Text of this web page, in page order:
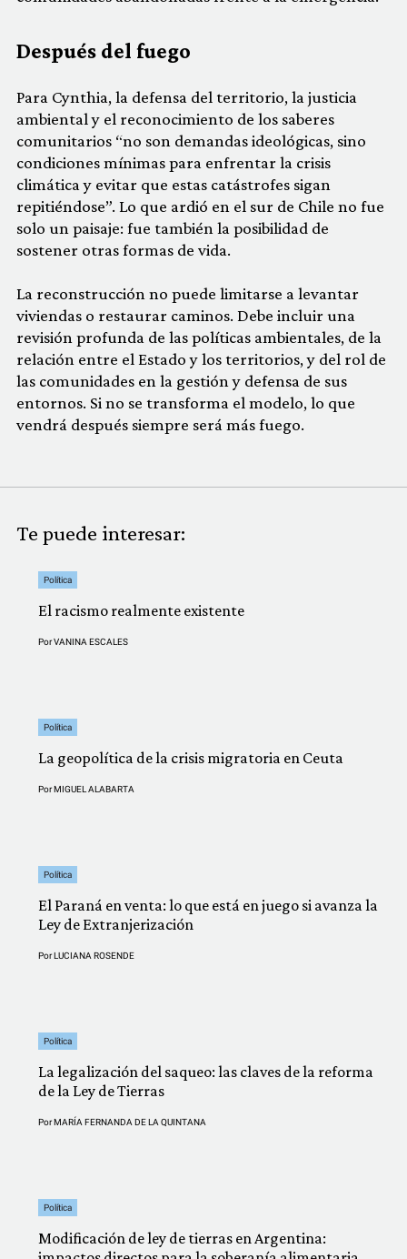
Después del fuego
Para Cynthia, la defensa del territorio, la justicia
ambiental y el reconocimiento de los saberes
comunitarios “no son demandas ideológicas, sino
condiciones mínimas para enfrentar la crisis
climática y evitar que estas catástrofes sigan
repitiéndose”. Lo que ardió en el sur de Chile no fue
solo un paisaje: fue también la posibilidad de
sostener otras formas de vida.
La reconstrucción no puede limitarse a levantar
viviendas o restaurar caminos. Debe incluir una
revisión profunda de las políticas ambientales, de la
relación entre el Estado y los territorios, y del rol de
las comunidades en la gestión y defensa de sus
entornos. Si no se transforma el modelo, lo que
vendrá después siempre será más fuego.
Te puede interesar:
Política
El racismo realmente existente
PorVANINA ESCALES
Política
La geopolítica de la crisis migratoria en Ceuta
PorMIGUEL ALABARTA
Política
El Paraná en venta: lo que está en juego si avanza la
Ley de Extranjerización
PorLUCIANA ROSENDE
Política
La legalización del saqueo: las claves de la reforma
de la Ley de Tierras
PorMARÍA FERNANDA DE LA QUINTANA
Política
Modificación de ley de tierras en Argentina: